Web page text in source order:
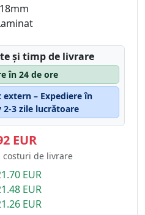
18mm
și timp de livrare
în 24 de ore
– Expediere în
3 zile lucrătoare
EUR
costuri de livrare
EUR
EUR
EUR